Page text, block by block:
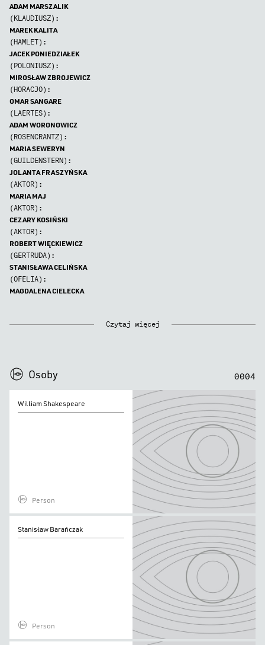
ADAM MARSZALIK
(KLAUDIUSZ):
MAREK KALITA
(HAMLET):
JACEK PONIEDZIAŁEK
(POLONIUSZ):
MIROSŁAW ZBROJEWICZ
(HORACJO):
OMAR SANGARE
(LAERTES):
ADAM WORONOWICZ
(ROSENCRANTZ):
MARIA SEWERYN
(GUILDENSTERN):
JOLANTA FRASZYŃSKA
(AKTOR):
MARIA MAJ
(AKTOR):
CEZARY KOSIŃSKI
(AKTOR):
ROBERT WIĘCKIEWICZ
(GERTRUDA):
STANISŁAWA CELIŃSKA
(OFELIA):
MAGDALENA CIELECKA
Czytaj więcej
Osoby
0004
Shakespeare
William Shakespeare
Person
Barańczak
Stanisław Barańczak
Person